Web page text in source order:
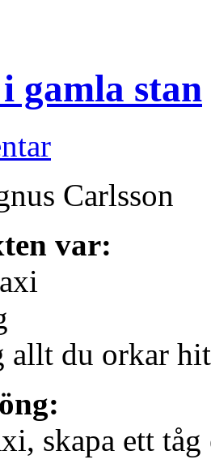
gamla stan
Carlsson
var:
allt du orkar hit
skapa ett